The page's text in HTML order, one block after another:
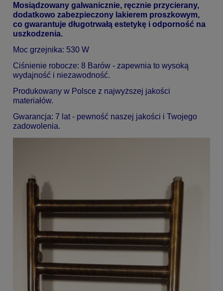
Mosiądzowany galwanicznie, ręcznie przycierany,
dodatkowo zabezpieczony lakierem proszkowym,
co gwarantuje długotrwałą estetykę i odporność na
uszkodzenia.
Moc grzejnika: 530 W
Ciśnienie robocze: 8 Barów - zapewnia to wysoką
wydajność i niezawodność.
Produkowany w Polsce z najwyższej jakości
materiałów.
Gwarancja: 7 lat - pewność naszej jakości i Twojego
zadowolenia.